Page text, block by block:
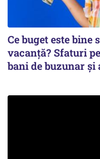
Ce buget este
vacanță? Sfaturi
bani de buzunar și